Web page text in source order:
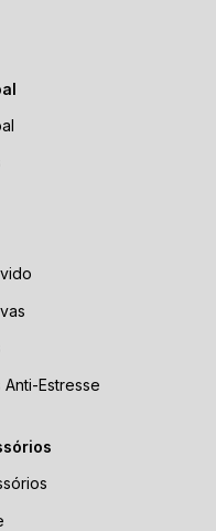
Anti-Estresse